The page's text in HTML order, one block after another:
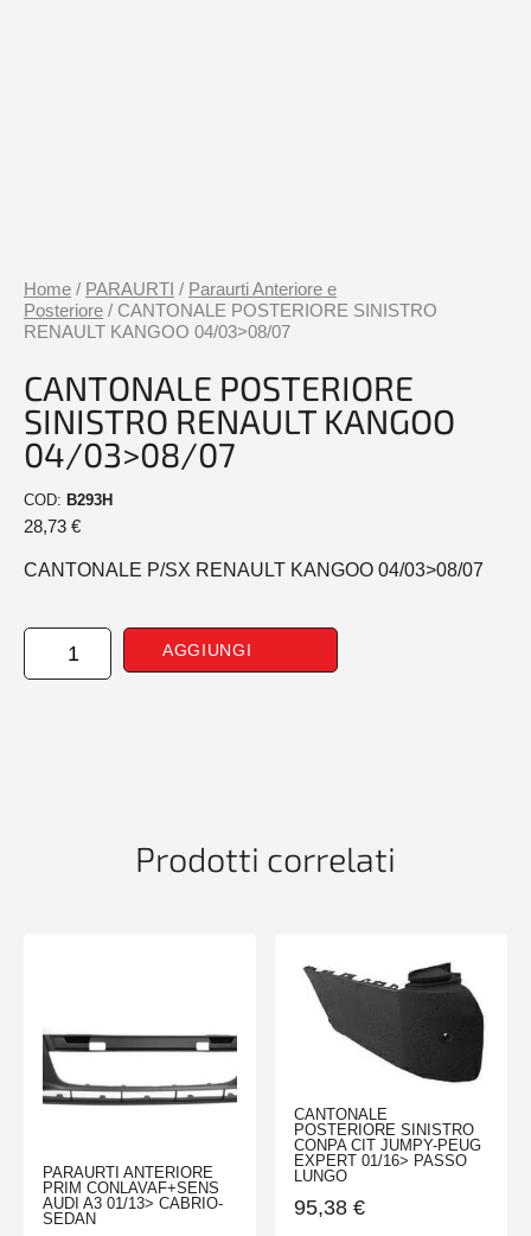
Home / PARAURTI / Paraurti Anteriore e
Posteriore / CANTONALE POSTERIORE SINISTRO
RENAULT KANGOO 04/03>08/07
CANTONALE POSTERIORE
SINISTRO RENAULT KANGOO
04/03>08/07
COD: B293H
28,73 €
CANTONALE P/SX RENAULT KANGOO 04/03>08/07
CANTONALE
POSTERIORE
AGGIUNGI
Prodotti correlati
PARAURTI ANTERIORE
PRIM CONLAVAF+SENS
AUDI A3 01/13> CABRIO-
SEDAN
CANTONALE
POSTERIORE SINISTRO
CONPA CIT JUMPY-PEUG
EXPERT 01/16> PASSO
LUNGO
95,38 €